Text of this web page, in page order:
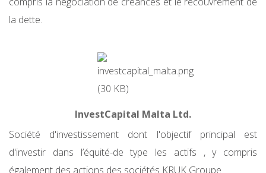
la dette.
InvestCapital Malta Ltd.
Société d'investissement dont l'objectif principal est
d'investir dans l’équité-de type les actifs , y compris
également des actions des sociétés KRUK Groupe.